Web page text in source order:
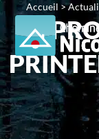
Accueil >